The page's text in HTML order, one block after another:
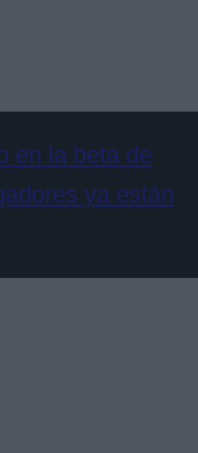
en la beta de
ya están